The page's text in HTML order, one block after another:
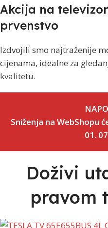
Akcija na
prvenstvo
Izdvojili smo najtraženije
cijenama, idealne za
kvalitetu.
Sniženja na WebShopu
01.
Doživi
pravom